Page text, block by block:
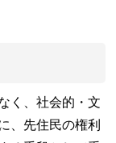
く、社会的・文
、先住民の権利